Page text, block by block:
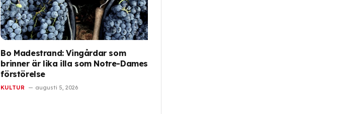
Bo Madestrand: Vingårdar som
brinner är lika illa som Notre-Dames
förstörelse
KULTUR augusti 5, 2026